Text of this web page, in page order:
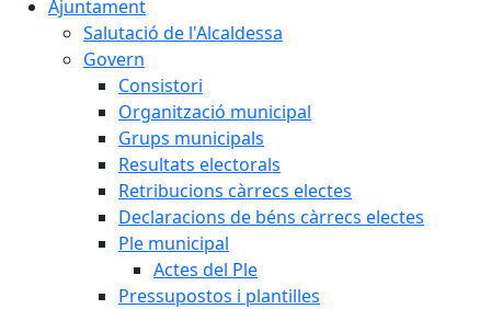
Ajuntament
Salutació de l'Alcaldessa
Govern
Consistori
Organització municipal
Grups municipals
Resultats electorals
Retribucions càrrecs electes
Declaracions de béns càrrecs electes
Ple municipal
Actes del Ple
Pressupostos i plantilles